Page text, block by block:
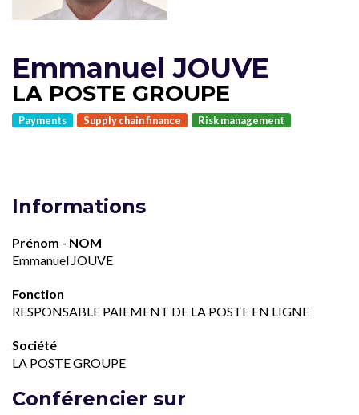
Emmanuel JOUVE
LA POSTE GROUPE
Payments Supply chain finance Risk management
Informations
Prénom - NOM
Emmanuel JOUVE
Fonction
RESPONSABLE PAIEMENT DE LA POSTE EN LIGNE
Société
LA POSTE GROUPE
Conférencier sur